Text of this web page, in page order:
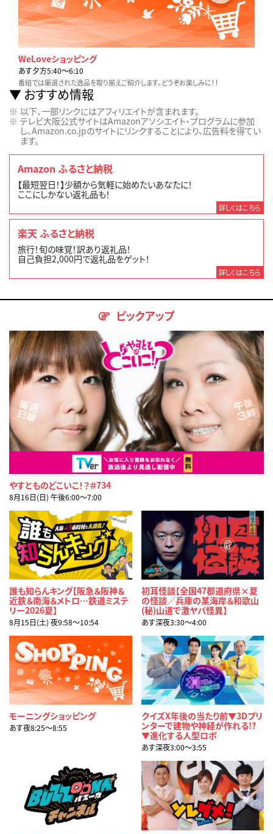
WeLoveショッピング
あす夕方5:40〜6:10
番組では厳選された逸品を取り揃えご紹介します。どうぞお楽しみに！！
おすすめ情報
以下、一部リンクにはアフィリエイトが含まれます。
テレビ大阪公式サイトはAmazonアソシエイト・プログラムに参加
し、Amazon.co.jpのサイトにリンクすることにより、広告料を得てい
ます。
Amazon ふるさと納税
【最短翌日！】少額から気軽に始めたいあなたに！
ここにしかない返礼品も！
詳しくはこちら
楽天 ふるさと納税
旅行！旬の味覚！訳あり返礼品！
自己負担2,000円で返礼品をゲット！
詳しくはこちら
ピックアップ
やすとものどこいこ！？＃734
8月16日(日) 午後6:00〜7:00
誰も知らんキング【阪急＆阪神＆
近鉄＆南海＆メトロ…鉄道ミステ
リー2026夏】
8月15日(土) 夜9:58〜10:54
初耳怪談【全国47都道府県×夏
の怪談／兵庫の某海岸＆和歌山
(秘)山道で激ヤバ怪異】
あす深夜3:30〜4:00
モーニングショッピング
あす夜8:25〜8:55
クイズX年後の当たり前▼3Dプリ
ンターで建物や神経が作れる!?
▼進化する人型ロボ
あす深夜3:00〜3:55